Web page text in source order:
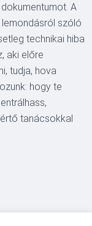
A
szóló
technikai hiba
aki előre
tudja, hova
hogy te
tanácsokkal